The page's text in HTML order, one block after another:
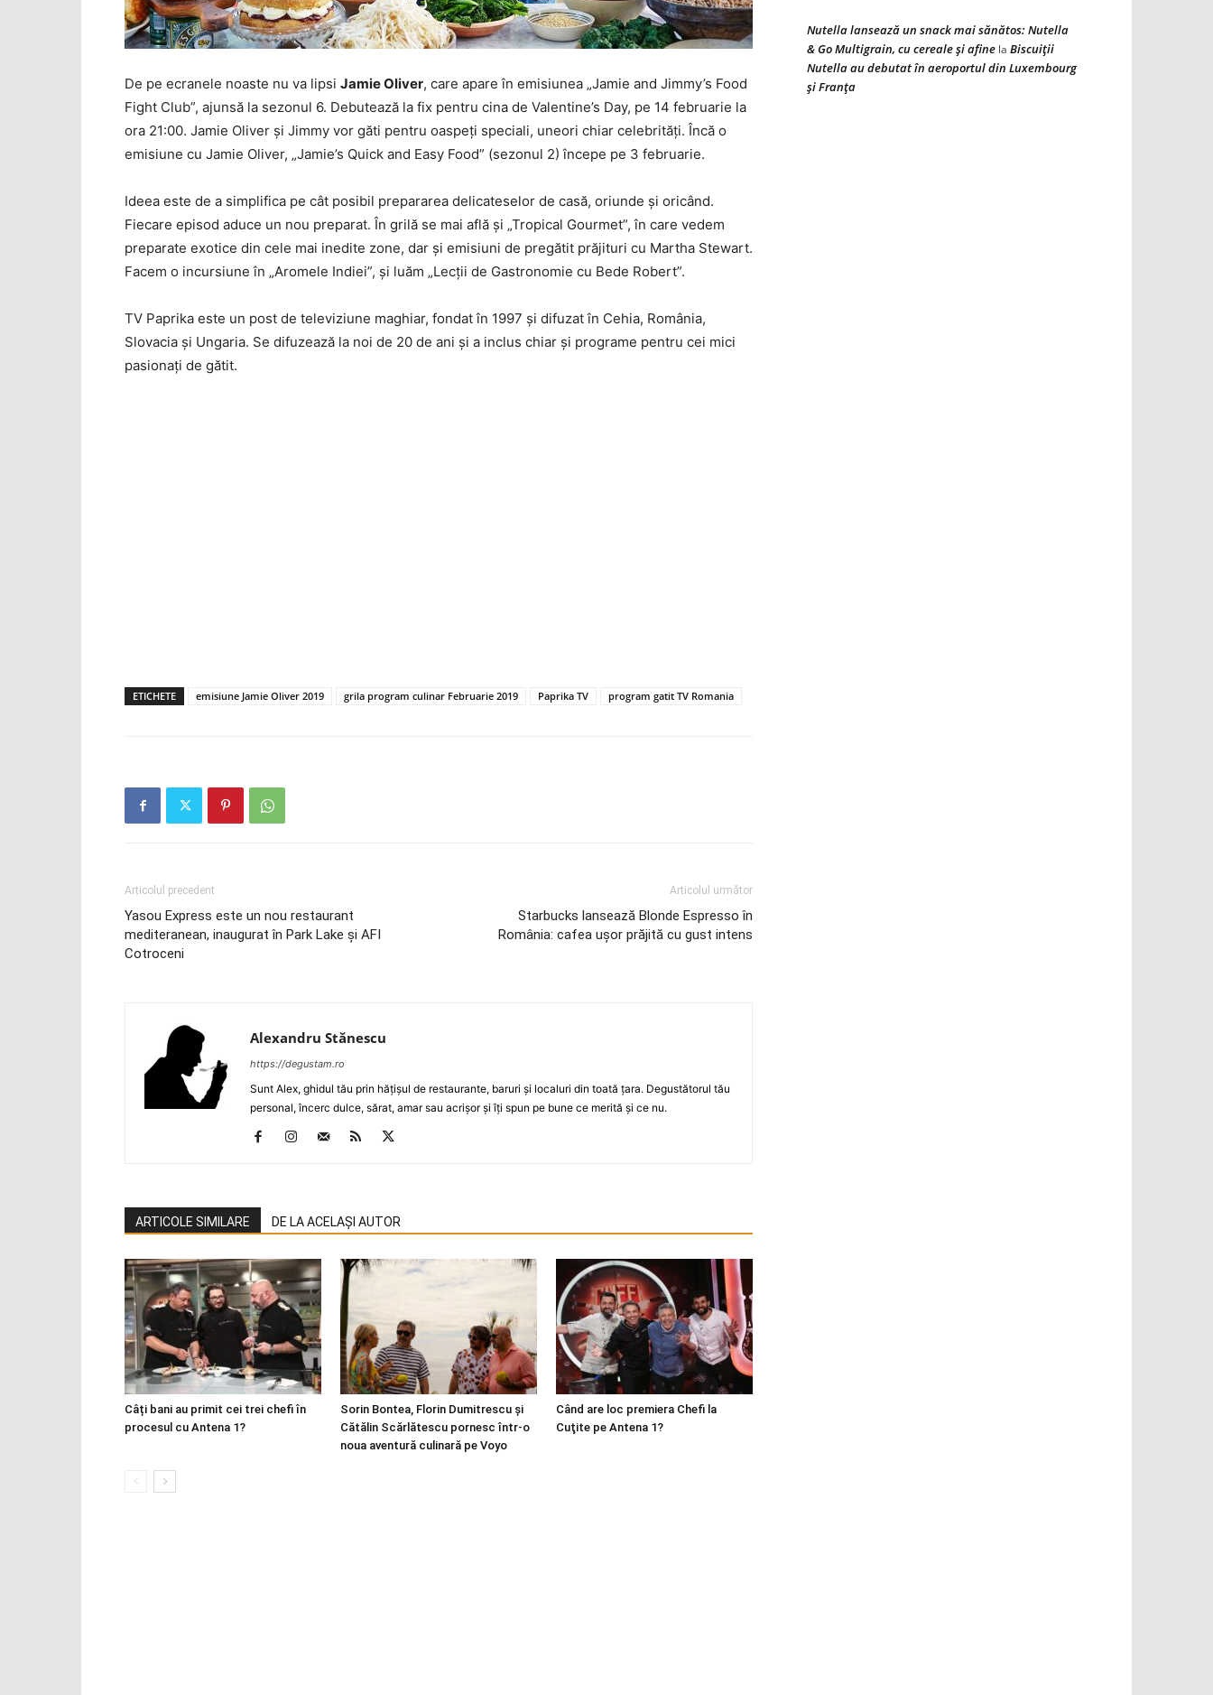
De pe ecranele noaste nu va lipsi Jamie Oliver, care apare în emisiunea „Jamie and Jimmy’s Food
Fight Club”, ajunsă la sezonul 6. Debutează la fix pentru cina de Valentine’s Day, pe 14 februarie la
ora 21:00. Jamie Oliver şi Jimmy vor găti pentru oaspeţi speciali, uneori chiar celebrităţi. Încă o
emisiune cu Jamie Oliver, „Jamie’s Quick and Easy Food” (sezonul 2) începe pe 3 februarie.
Ideea este de a simplifica pe cât posibil prepararea delicateselor de casă, oriunde şi oricând.
Fiecare episod aduce un nou preparat. În grilă se mai află şi „Tropical Gourmet”, în care vedem
preparate exotice din cele mai inedite zone, dar şi emisiuni de pregătit prăjituri cu Martha Stewart.
Facem o incursiune în „Aromele Indiei”, şi luăm „Lecţii de Gastronomie cu Bede Robert”.
TV Paprika este un post de televiziune maghiar, fondat în 1997 şi difuzat în Cehia, România,
Slovacia şi Ungaria. Se difuzează la noi de 20 de ani şi a inclus chiar şi programe pentru cei mici
pasionaţi de gătit.
ETICHETE emisiune Jamie Oliver 2019 grila program culinar Februarie 2019 Paprika TV program gatit TV Romania
Articolul precedent
Yasou Express este un nou restaurant
mediteranean, inaugurat în Park Lake şi AFI
Cotroceni
Articolul următor
Starbucks lansează Blonde Espresso în
România: cafea uşor prăjită cu gust intens
Alexandru Stănescu
https://degustam.ro
Sunt Alex, ghidul tău prin hăţişul de restaurante, baruri şi localuri din toată ţara. Degustătorul tău
personal, încerc dulce, sărat, amar sau acrişor şi îţi spun pe bune ce merită şi ce nu.
ARTICOLE SIMILARE DE LA ACELAȘI AUTOR
Câți bani au primit cei trei chefi în
procesul cu Antena 1?
Sorin Bontea, Florin Dumitrescu și
Cătălin Scărlătescu pornesc într-o
noua aventură culinară pe Voyo
Când are loc premiera Chefi la
Cuţite pe Antena 1?
Nutella lansează un snack mai sănătos: Nutella
& Go Multigrain, cu cereale şi afine la Biscuiţii
Nutella au debutat în aeroportul din Luxembourg
şi Franţa